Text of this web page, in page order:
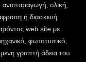
ολική,
ή διασκευή
web site με
φωτοτυπικό,
γραπτή άδεια του